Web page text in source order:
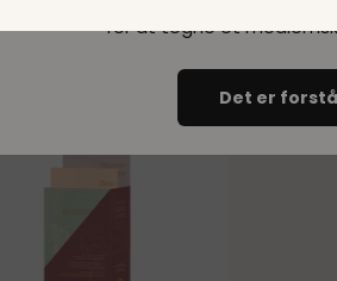
for at tegne et
Det er